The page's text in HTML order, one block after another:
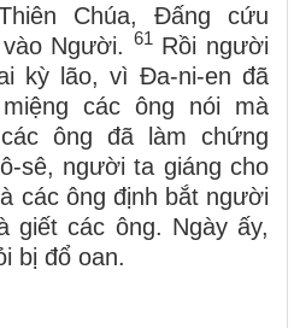
Chúa, Đấng cứu
Người. 61Rồi người
kỳ lão, vì Đa-ni-en đã
các ông nói mà
ông đã làm chứng
sê, người ta giáng cho
các ông định bắt người
giết các ông. Ngày ấy,
bị đổ oan.